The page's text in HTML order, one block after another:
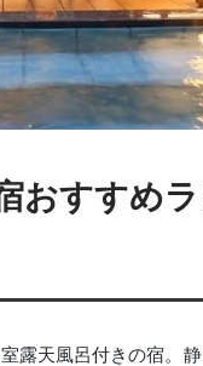
おすすめ
露天風呂付きの宿。